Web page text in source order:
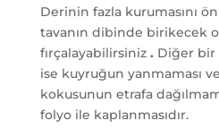
Derinin fazla kurumasını
tavanın dibinde birikecek
fırçalayabilirsiniz . Diğer bir
ise kuyruğun yanmaması
kokusunun etrafa
folyo ile kaplanmasıdır.